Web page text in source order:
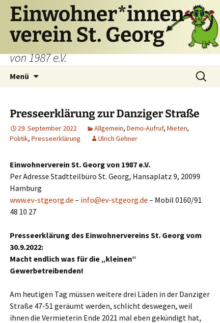
Einwohner*innen-
verein St. Georg
von 1987 e.V.
Menü
Suchen
nach:
Presseerklärung zur Danziger Straße
29. September 2022 Allgemein, Demo-Aufruf, Mieten,
Politik, Presseerklärung Ulrich Gehner
Einwohnerverein St. Georg von 1987 e.V.
Per Adresse Stadtteilbüro St. Georg, Hansaplatz 9, 20099
Hamburg
www.ev-stgeorg.de – info@ev-stgeorg.de – Mobil 0160/91
48 10 27
Presseerklärung des Einwohnervereins St. Georg vom
30.9.2022:
Macht endlich was für die „kleinen“
Gewerbetreibenden!
Am heutigen Tag müssen weitere drei Läden in der Danziger
Straße 47-51 geräumt werden, schlicht deswegen, weil
ihnen die Vermieterin Ende 2021 mal eben gekündigt hat,